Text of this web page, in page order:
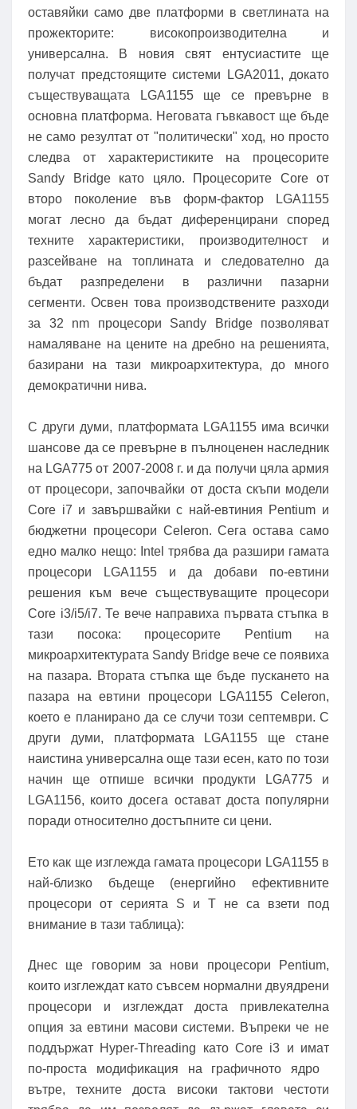
оставяйки само две платформи в светлината на
прожекторите: високопроизводителна и
универсална. В новия свят ентусиастите ще
получат предстоящите системи LGA2011, докато
съществуващата LGA1155 ще се превърне в
основна платформа. Неговата гъвкавост ще бъде
не само резултат от "политически" ход, но просто
следва от характеристиките на процесорите
Sandy Bridge като цяло. Процесорите Core от
второ поколение във форм-фактор LGA1155
могат лесно да бъдат диференцирани според
техните характеристики, производителност и
разсейване на топлината и следователно да
бъдат разпределени в различни пазарни
сегменти. Освен това производствените разходи
за 32 nm процесори Sandy Bridge позволяват
намаляване на цените на дребно на решенията,
базирани на тази микроархитектура, до много
демократични нива.
С други думи, платформата LGA1155 има всички
шансове да се превърне в пълноценен наследник
на LGA775 от 2007-2008 г. и да получи цяла армия
от процесори, започвайки от доста скъпи модели
Core i7 и завършвайки с най-евтиния Pentium и
бюджетни процесори Celeron. Сега остава само
едно малко нещо: Intel трябва да разшири гамата
процесори LGA1155 и да добави по-евтини
решения към вече съществуващите процесори
Core i3/i5/i7. Те вече направиха първата стъпка в
тази посока: процесорите Pentium на
микроархитектурата Sandy Bridge вече се появиха
на пазара. Втората стъпка ще бъде пускането на
пазара на евтини процесори LGA1155 Celeron,
което е планирано да се случи този септември. С
други думи, платформата LGA1155 ще стане
наистина универсална още тази есен, като по този
начин ще отпише всички продукти LGA775 и
LGA1156, които досега остават доста популярни
поради относително достъпните си цени.
Ето как ще изглежда гамата процесори LGA1155 в
най-близко бъдеще (енергийно ефективните
процесори от серията S и T не са взети под
внимание в тази таблица):
Днес ще говорим за нови процесори Pentium,
които изглеждат като съвсем нормални двуядрени
процесори и изглеждат доста привлекателна
опция за евтини масови системи. Въпреки че не
поддържат Hyper-Threading като Core i3 и имат
по-проста модификация на графичното ядро ​​
вътре, техните доста високи тактови честоти